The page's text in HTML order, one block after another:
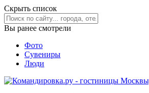
Скрыть список
Вы ранее смотрели
Фото
Сувениры
Люди